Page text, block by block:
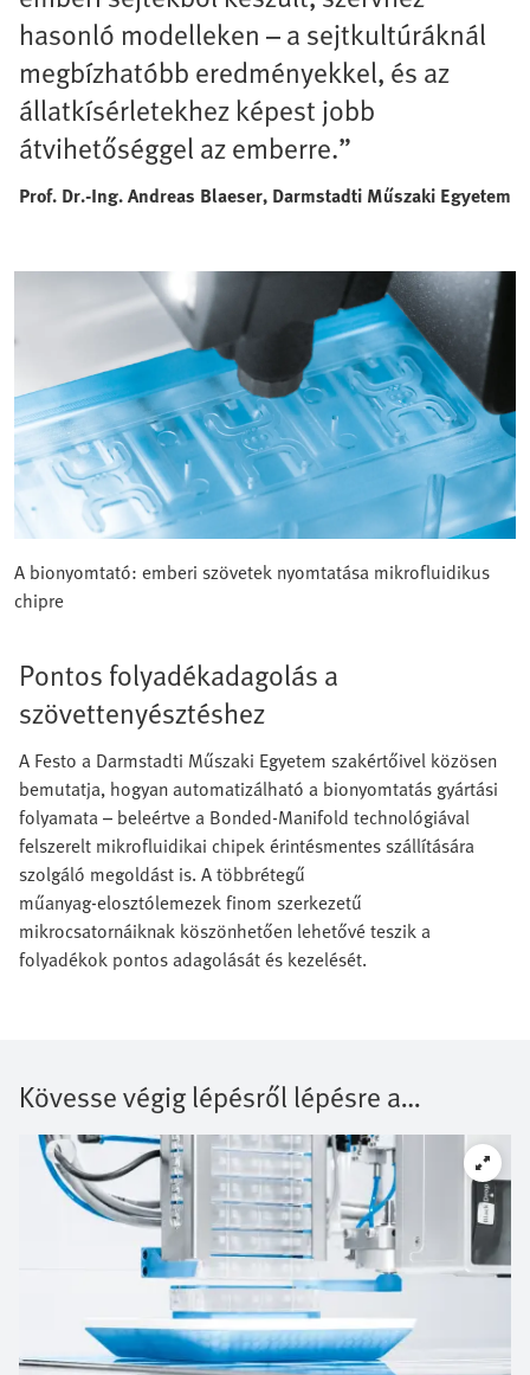
hasonló modelleken – a sejtkultúráknál
megbízhatóbb eredményekkel, és az
állatkísérletekhez képest jobb
átvihetőséggel az emberre.”
Prof. Dr.-Ing. Andreas Blaeser, Darmstadti Műszaki Egyetem
A bionyomtató: emberi szövetek nyomtatása mikrofluidikus
chipre
Pontos folyadékadagolás a
szövettenyésztéshez
A Festo a Darmstadti Műszaki Egyetem szakértőivel közösen
bemutatja, hogyan automatizálható a bionyomtatás gyártási
folyamata – beleértve a Bonded-Manifold technológiával
felszerelt mikrofluidikai chipek érintésmentes szállítására
szolgáló megoldást is. A többrétegű
műanyag‑elosztólemezek finom szerkezetű
mikrocsatornáiknak köszönhetően lehetővé teszik a
folyadékok pontos adagolását és kezelését.
Kövesse végig lépésről lépésre a
folyamatot: